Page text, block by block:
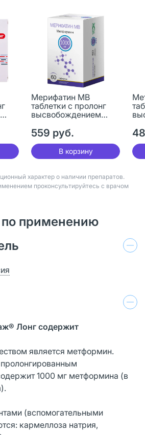
Мерифатин МВ
таблетки с пролонг
высвобождением
559 руб.
В корзину
характер о наличии препаратов.
проконсультируйтесь с врачом
применению
Лонг содержит
является метформин.
1000 мг метформина (в
(вспомогательными
кармеллоза натрия,